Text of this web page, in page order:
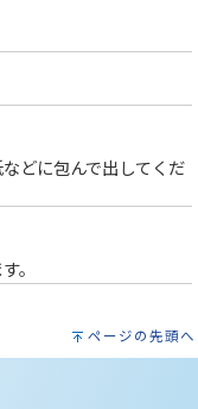
どに包んで出してくだ
。
ページの先頭へ